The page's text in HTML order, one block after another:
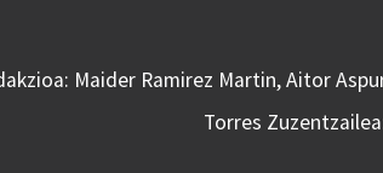
Maider Ramirez Martin, Aitor
Torres